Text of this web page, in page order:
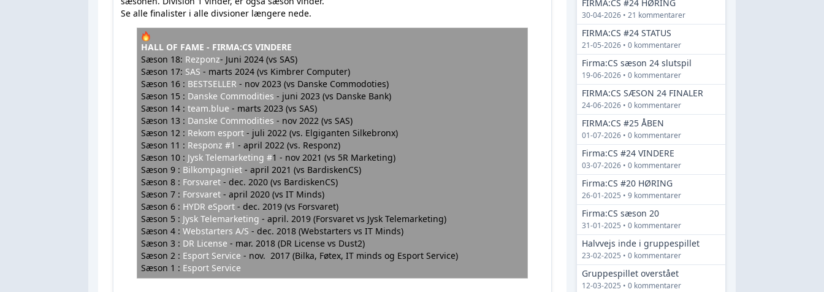
Se alle finalister i alle divsioner længere nede.
HALL OF FAME - FIRMA:CS VINDERE
Sæson 18: Rezponz- Juni 2024 (vs SAS)
Sæson 17: SAS - marts 2024 (vs Kimbrer Computer)
Sæson 16 : BESTSELLER - nov 2023 (vs Danske Commodoties)
Sæson 15 : Danske Commodities - juni 2023 (vs Danske Bank)
Sæson 14 : team.blue - marts 2023 (vs SAS)
Sæson 13 : Danske Commodities - nov 2022 (vs SAS)
Sæson 12 : Rekom esport - juli 2022 (vs. Elgiganten Silkebronx)
Sæson 11 : Responz #1 - april 2022 (vs. Responz)
Sæson 10 : Jysk Telemarketing #1 - nov 2021 (vs 5R Marketing)
Sæson 9 : Bilkompagniet - april 2021 (vs BardiskenCS)
Sæson 8 : Forsvaret- dec. 2020 (vs BardiskenCS)
Sæson 7 : Forsvaret - april 2020 (vs IT Minds)
Sæson 6 : HYDR eSport - dec. 2019 (vs Forsvaret)
Sæson 5 : Jysk Telemarketing - april. 2019 (Forsvaret vs Jysk Telemarketing)
Sæson 4 : Webstarters A/S - dec. 2018 (Webstarters vs IT Minds)
Sæson 3 : DR License - mar. 2018 (DR License vs Dust2)
Sæson 2 : Esport Service - nov. 2017 (Bilka, Føtex, IT minds og Esport Service)
Sæson 1 : Esport Service
FIRMA:CS #24 HØRING
30-04-2026 • 21 kommentarer
FIRMA:CS #24 STATUS
21-05-2026 • 0 kommentarer
Firma:CS sæson 24 slutspil
19-06-2026 • 0 kommentarer
FIRMA:CS SÆSON 24 FINALER
24-06-2026 • 0 kommentarer
FIRMA:CS #25 ÅBEN
01-07-2026 • 0 kommentarer
Firma:CS #24 VINDERE
03-07-2026 • 0 kommentarer
Firma:CS #20 HØRING
26-01-2025 • 9 kommentarer
Firma:CS sæson 20
31-01-2025 • 0 kommentarer
Halvvejs inde i gruppespillet
23-02-2025 • 0 kommentarer
Gruppespillet overstået
12-03-2025 • 0 kommentarer